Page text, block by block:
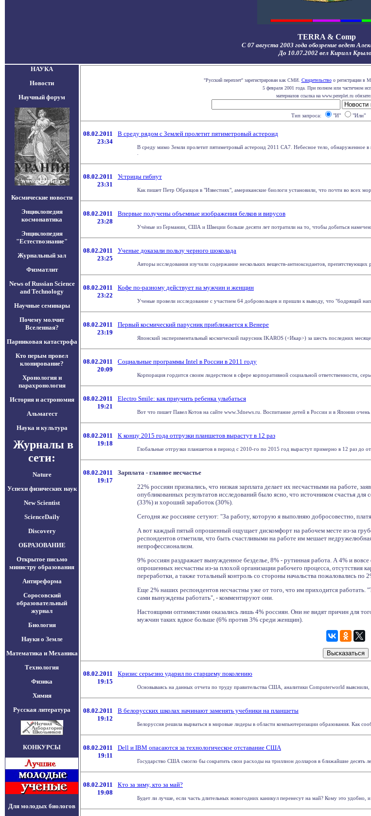
TERRA & Comp
С 07 августа 2003 года обозрение ведет
До 10.07.2002 вел Кирилл
НАУКА
Новости
Научный форум
Космические новости
Энциклопедия
космонавтика
Энциклопедия
"Естествознание"
Журнальный зал
Физматлит
News of Russian Science
and Technology
Научные семинары
Почему молчит
Вселенная?
Парниковая катастрофа
Кто перым провел
клонирование?
Хронология и
парахронология
История и астрономия
Альмагест
Наука и культура
Журналы в
сети:
Nature
Успехи физических наук
New Scientist
ScienceDaily
Discovery
ОБРАЗОВАНИЕ
Открытое письмо
министру образования
Антиреформа
Соросовский
образовательный
журнал
Биология
Науки о Земле
Математика и Механика
Технология
Физика
Химия
Русская литература
КОНКУРСЫ
Для молодых биологов
"Русский переплет" зарегистрирован как СМИ. Свидетельствоо регистрации в
5 февраля 2001 года. При полном или частичном
материалов ссылка на www.pereplet.ru
Тип запроса: "И" "Или"
08.02.2011
23:34
В среду рядом с Землей пролетит пятиметровый астероид
В среду мимо Земли пролетит пятиметровый астероид 2011 CA7. Небесное тело, обнаруженное в
08.02.2011
23:31
Устрицы гибнут
Как пишет Петр Образцов в "Известиях", американские биологи установили, что почти во всех
08.02.2011
23:28
Впервые получены объемные изображения белков и вирусов
Учёные из Германии, США и Швеции больше десяти лет потратили на то, чтобы добиться
08.02.2011
23:25
Ученые доказали пользу черного шоколада
Авторы исследования изучили содержание нескольких веществ-антиоксидантов, препятствующих
08.02.2011
23:22
Кофе по-разному действует на мужчин и женщин
Ученые провели исследование с участием 64 добровольцев и пришли к выводу, что "бодрящий
08.02.2011
23:19
Первый космический парусник приближается к Венере
Японский экспериментальный космический парусник IKAROS (<Икар>) за шесть последних
08.02.2011
20:09
Социальные программы Intel в России в 2011 году
Корпорация гордится своим лидерством в сфере корпоративной социальной ответственности,
08.02.2011
19:21
Electro Smile: как приучить ребенка улыбаться
Вот что пишет Павел Котов на сайте www.3dnews.ru. Воспитание детей в России и в Японии
08.02.2011
19:18
К концу 2015 года отгрузки планшетов вырастут в 12 раз
Глобальные отгрузки планшетов в период с 2010-го по 2015 год вырастут примерно в 12 раз до
08.02.2011
19:17
Зарплата - главное несчастье
22% россиян признались, что низкая зарплата делает их несчастными на работе,
опубликованных результатов исследований было ясно, что источником счастья
(33%) и хороший заработок (30%).
Сегодня же россияне сетуют: "За работу, которую я выполняю добросовестно,
А вот каждый пятый опрошенный ощущает дискомфорт на рабочем месте из-за
респондентов отметили, что быть счастливыми на работе им мешает недружелюбная
непрофессионализм.
9% россиян раздражает вынужденное безделье, 8% - рутинная работа. А 4% и
опрошенных несчастны из-за плохой организации рабочего процесса, отсутствия
переработки, а также тотальный контроль со стороны начальства пожаловались по
Еще 2% наших респондентов несчастны уже от того, что им приходится работать.
сами вынуждены работать", - комментируют они.
Настоящими оптимистами оказались лишь 4% россиян. Они не видят причин для
мужчин таких вдвое больше (6% против 3% среди женщин).
08.02.2011
19:15
Кризис серьезно ударил по старшему поколению
Основываясь на данных отчета по труду правительства США, аналитики Computerworld
08.02.2011
19:12
В белорусских школах начинают заменять учебники на планшеты
Белоруссия решила вырваться в мировые лидеры в области компьютеризации образования. Как
08.02.2011
19:11
Dell и IBM опасаются за технологическое отставание США
Государство США смогло бы сократить свои расходы на триллион долларов в ближайшие десять
08.02.2011
19:08
Кто за зиму, кто за май?
Будет ли лучше, если часть длительных новогодних каникул перенесут на май? Кому это